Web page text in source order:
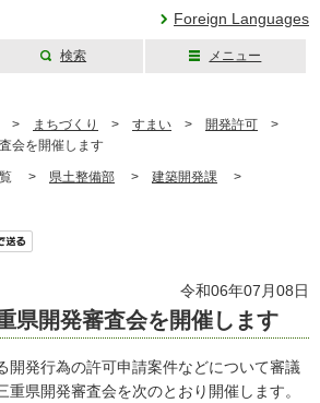
Foreign Languages
検索 メニュー
> まちづくり > すまい > 開発許可 >
会を開催します
覧 > 県土整備部 > 建築開発課 >
令和06年07月08日
県開発審査会を開催します
開発行為の許可申請案件などについて審議
重県開発審査会を次のとおり開催します。